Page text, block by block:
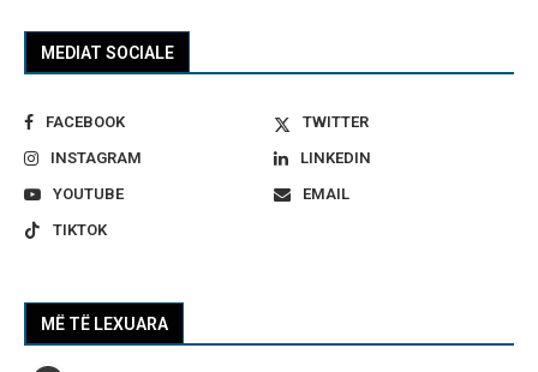
MEDIAT SOCIALE
FACEBOOK
TWITTER
INSTAGRAM
LINKEDIN
YOUTUBE
EMAIL
TIKTOK
MË TË LEXUARA